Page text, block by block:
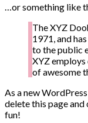
…or something like
The XYZ
1971, and
to the public
XYZ employs
of awesome
As a new
delete this page
fun!